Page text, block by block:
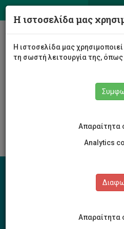
Διοικητικές Υπηρεσίες
Διαγωνισμοί σε Εξέλιξη
Η ιστοσελίδα μας
Η ιστοσελίδα μας
τη σωστή λειτουργία της, όπως
Απαραίτητα
Analytics
Απαραίτητα